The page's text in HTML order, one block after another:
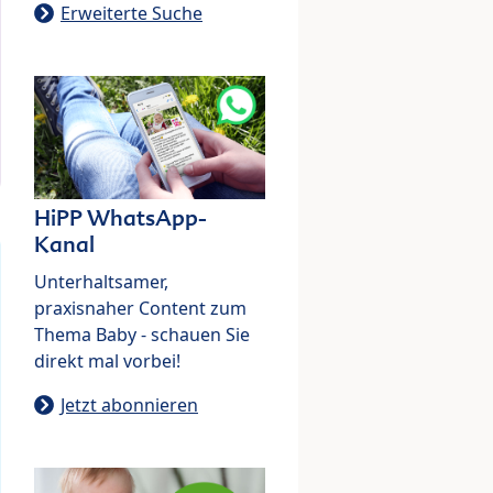
Erweiterte Suche
HiPP WhatsApp-
Kanal
Unterhaltsamer,
praxisnaher Content zum
Thema Baby - schauen Sie
direkt mal vorbei!
Jetzt abonnieren